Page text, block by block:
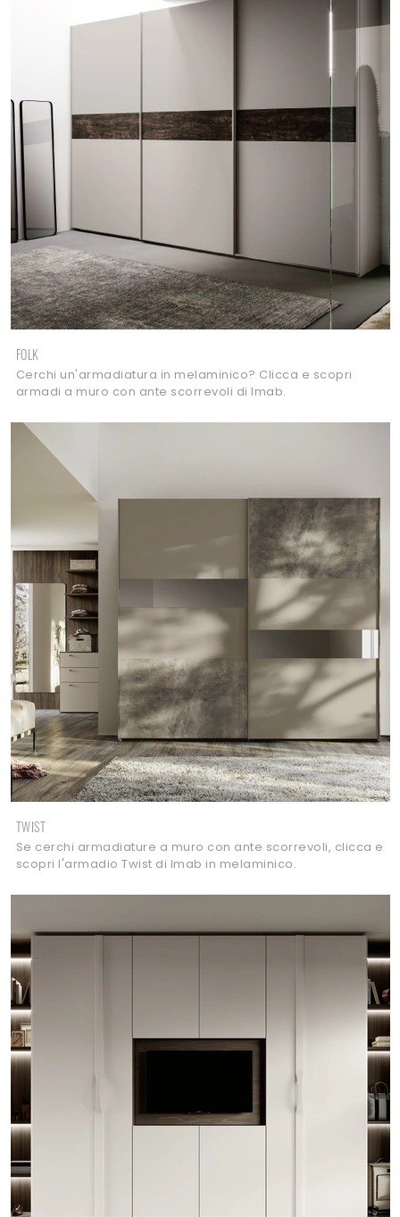
FOLK
Cerchi un'armadiatura in melaminico? Clicca e scopri
armadi a muro con ante scorrevoli di Imab.
TWIST
Se cerchi armadiature a muro con ante scorrevoli, clicca e
scopri l'armadio Twist di Imab in melaminico.